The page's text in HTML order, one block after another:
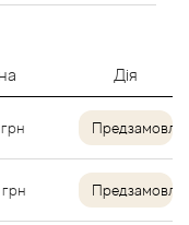
Дія
грн
грн